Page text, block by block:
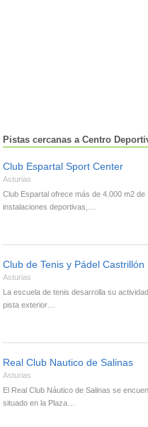
Pistas cercanas a Centro
Club Espartal Sport Center
Asturias
Club Espartal ofrece más de 4.000 m2 de
instalaciones deportivas,…
Club de Tenis y Pádel Castrillón
Asturias
La escuela de tenis desarrolla su
pista exterior…
Real Club Nautico de Salinas
Asturias
El Real Club Náutico de Salinas se
situado en la Plaza…